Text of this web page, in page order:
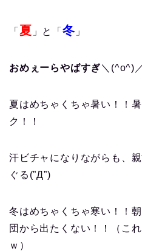
「 夏 」と「冬 」
おめぇーらやばすぎ＼(^o^)
夏はめちゃくちゃ暑い！！
ク！！
汗ビチャになりながらも、
ぐる(”Д”)
冬はめちゃくちゃ寒い！！
団から出たくない！！（こ
ｗ）